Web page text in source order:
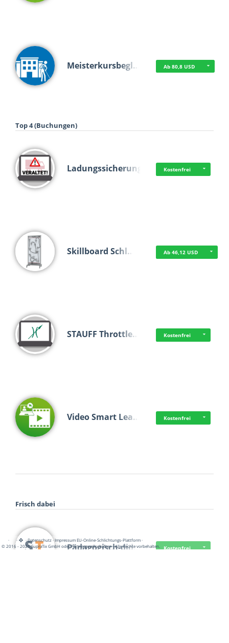
Meisterkursbegl… Ab 80,8 USD
Top 4 (Buchungen)
Ladungssicherung Kostenfrei
Skillboard Schl… Ab 46,12 USD
STAUFF Throttle… Kostenfrei
Video Smart Lea… Kostenfrei
Frisch dabei
Pädagogisch-did… Kostenfrei
· · ·Datenschutz·Impressum EU-Online-Schlichtungs-Plattform·
© 2016 - 2026 SupraTix GmbH oder Partnergesellschaften - Alle Rechte vorbehalten.